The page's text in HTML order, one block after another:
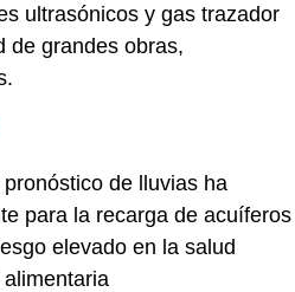
ultrasónicos y gas trazador
de grandes obras,
de lluvias ha
para la recarga de acuíferos
elevado en la salud